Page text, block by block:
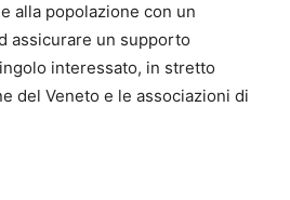
alla popolazione con un
assicurare un supporto
interessato, in stretto
del Veneto e le associazioni di